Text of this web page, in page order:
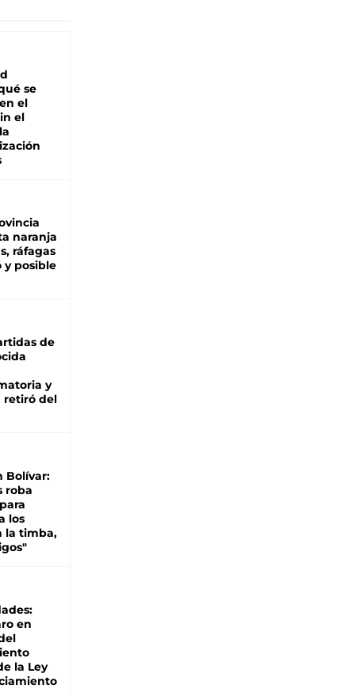
se
el
el
naranja
ráfagas
y posible
de
y
retiró del
Bolívar:
roba
los
la timba,
en
la Ley